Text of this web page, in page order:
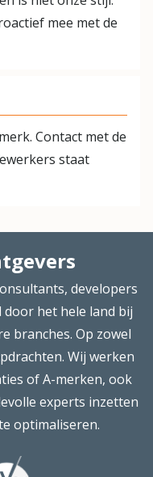
mee met de
Contact met de
staat
developers
het hele land bij
branches. Op zowel
Wij werken
of A-merken, ook
experts inzetten
optimaliseren.